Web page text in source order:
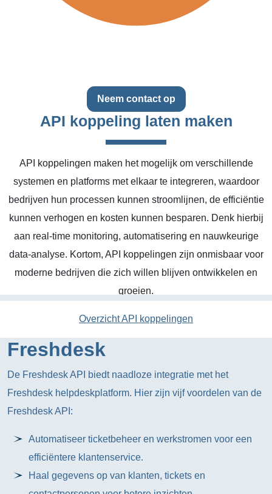
Neem contact op
API koppeling laten maken
API koppelingen maken het mogelijk om verschillende
systemen en platforms met elkaar te integreren, waardoor
bedrijven hun processen kunnen stroomlijnen, de efficiëntie
kunnen verhogen en kosten kunnen besparen. Denk hierbij
aan real-time monitoring, automatisering en nauwkeurige
data-analyse. Kortom, API koppelingen zijn onmisbaar voor
moderne bedrijven die zich willen blijven ontwikkelen en
groeien.
Overzicht API koppelingen
Freshdesk
De Freshdesk API biedt naadloze integratie met het
Freshdesk helpdeskplatform. Hier zijn vijf voordelen van de
Freshdesk API:
Automatiseer ticketbeheer en werkstromen voor een
efficiëntere klantenservice.
Haal gegevens op van klanten, tickets en